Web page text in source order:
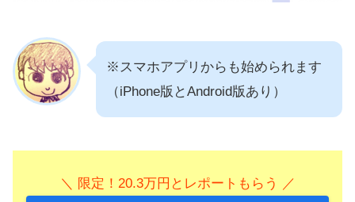
※スマホアプリからも始められます
（iPhone版とAndroid版あり）
＼ 限定！20.3万円とレポートもらう ／